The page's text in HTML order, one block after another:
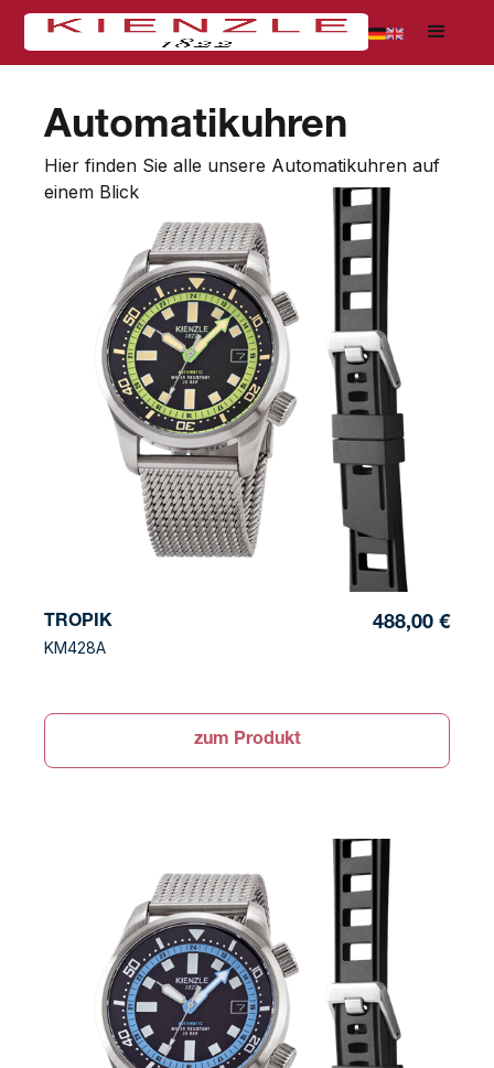
Automatikuhren
Hier finden Sie alle unsere Automatikuhren auf
einem Blick
TROPIK
KM428A
488,00 €
zum Produkt